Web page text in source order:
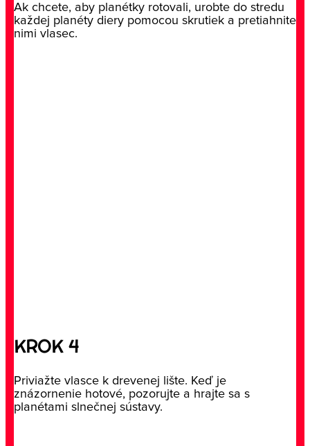
Ak chcete, aby planétky rotovali, urobte do stredu
každej planéty diery pomocou skrutiek a pretiahnite
nimi vlasec.
KROK 4
Priviažte vlasce k drevenej lište. Keď je
znázornenie hotové, pozorujte a hrajte sa s
planétami slnečnej sústavy.